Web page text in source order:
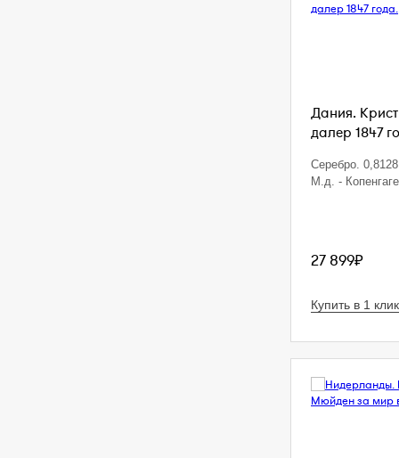
Дания.
далер 1847
Серебро.
М.д. -
27 899₽
Купить в 1 клик